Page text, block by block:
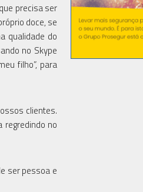
precisa ser
doce, se
qualidade do
no Skype
filho”, para
clientes.
regredindo no
ser pessoa e